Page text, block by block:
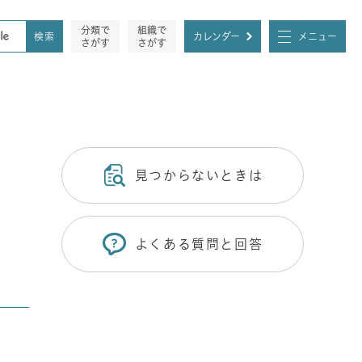
分類で
さがす
組織で
さがす
カレンダー メニュー
見つからないときは
よくある質問と回答